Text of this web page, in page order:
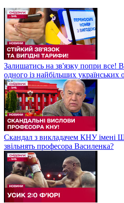
Залишатись на зв'язку попри все!
одного із найбільших українських
Скандал з викладачем КНУ імені
звільнять професора Василенка?